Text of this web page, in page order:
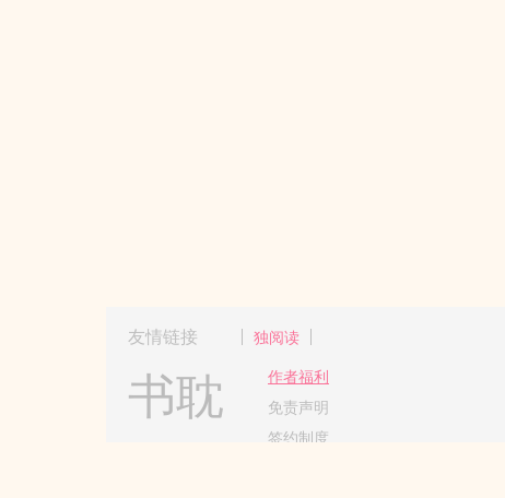
友情链接 独阅读
书耽
作者福利
免责声明
签约制度